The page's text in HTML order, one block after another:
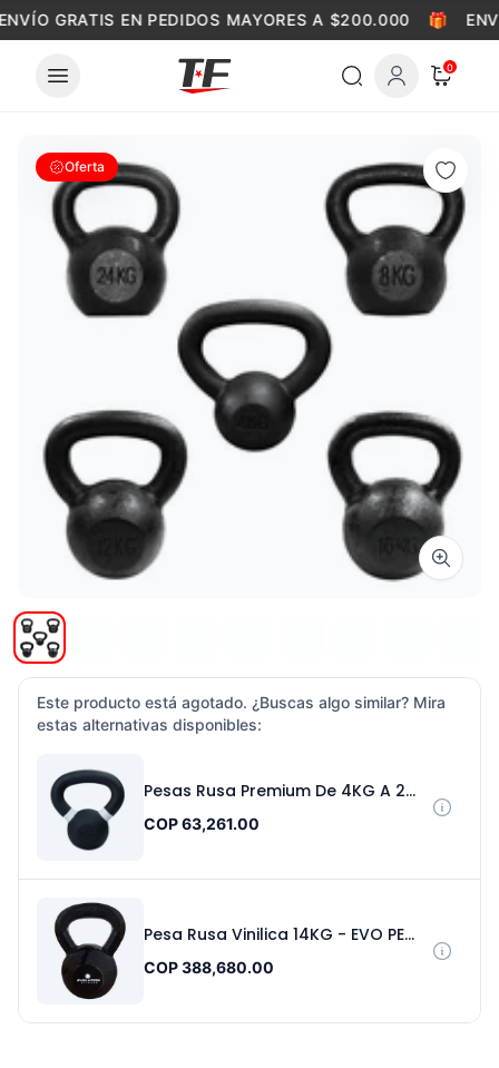
Skip to content
GRATIS EN PEDIDOS MAYORES A $200.000 🎁
0
Oferta
Zoom
Este producto está agotado. ¿Buscas algo similar? Mira
estas alternativas disponibles:
Pesas Rusa Premium De 4KG A 24KG – Sport Fitness 9115
COP 63,261.00
Pesa Rusa Vinilica 14KG - EVO PE060148
COP 388,680.00